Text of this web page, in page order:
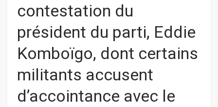
contestation du
président du parti, Eddie
Komboïgo, dont certains
militants accusent
d’accointance avec le